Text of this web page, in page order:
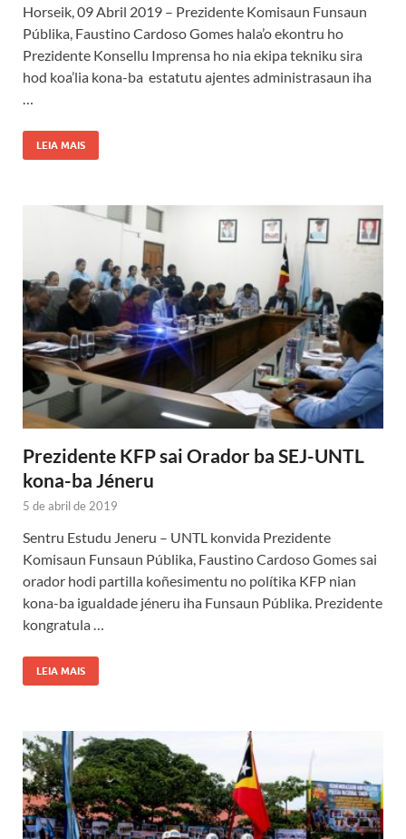
Horseik, 09 Abril 2019 – Prezidente Komisaun Funsaun
Públika, Faustino Cardoso Gomes hala’o ekontru ho
Prezidente Konsellu Imprensa ho nia ekipa tekniku sira
hod koa’lia kona-ba estatutu ajentes administrasaun iha
…
LEIA MAIS
Prezidente KFP sai Orador ba SEJ-UNTL
kona-ba Jéneru
5 de abril de 2019
Sentru Estudu Jeneru – UNTL konvida Prezidente
Komisaun Funsaun Públika, Faustino Cardoso Gomes sai
orador hodi partilla koñesimentu no polítika KFP nian
kona-ba igualdade jéneru iha Funsaun Públika. Prezidente
kongratula …
LEIA MAIS